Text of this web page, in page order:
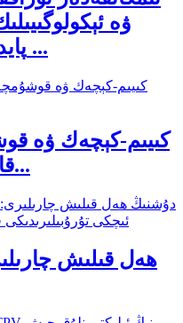
ۋە
پايدىلىق تەمىنلىگۈچىلەر ...
كىيىم-كېچەك ۋە
قانداق ياساش كېرەك...
ھەل قىلىش